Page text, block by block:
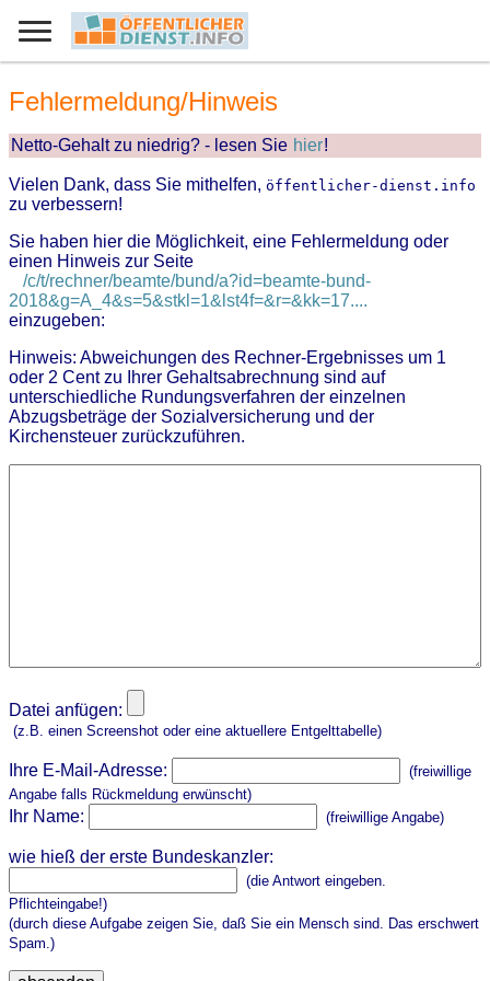
Fehlermeldung/Hinweis
Netto-Gehalt zu niedrig? - lesen Sie hier!
Vielen Dank, dass Sie mithelfen, öffentlicher-dienst.info
zu verbessern!
Sie haben hier die Möglichkeit, eine Fehlermeldung oder
einen Hinweis zur Seite
/c/t/rechner/beamte/bund/a?id=beamte-bund-
2018&g=A_4&s=5&stkl=1&lst4f=&r=&kk=17....
einzugeben:
Hinweis: Abweichungen des Rechner-Ergebnisses um 1
oder 2 Cent zu Ihrer Gehaltsabrechnung sind auf
unterschiedliche Rundungsverfahren der einzelnen
Abzugsbeträge der Sozialversicherung und der
Kirchensteuer zurückzuführen.
Datei anfügen:
(z.B. einen Screenshot oder eine aktuellere Entgelttabelle)
Ihre E-Mail-Adresse:
(freiwillige
Angabe falls Rückmeldung erwünscht)
Ihr Name: (freiwillige Angabe)
wie hieß der erste Bundeskanzler:
(die Antwort eingeben.
Pflichteingabe!)
(durch diese Aufgabe zeigen Sie, daß Sie ein Mensch sind. Das erschwert
Spam.)